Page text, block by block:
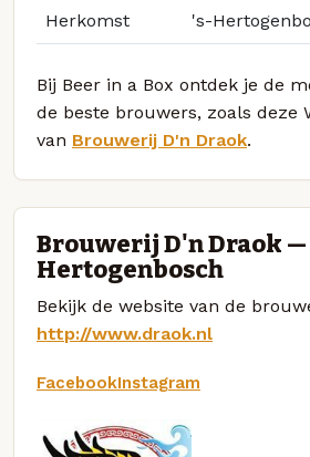
Herkomst 's-
Bij Beer in a Box ontdek je de
de beste brouwers, zoals deze
van Brouwerij D'n Draok.
Brouwerij D'n Draok —
Hertogenbosch
Bekijk de website van de
http://www.draok.nl
FacebookInstagram